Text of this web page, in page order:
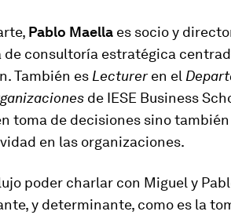
Pablo Maella es socio y
de consultoría estratégica
También es Lectureren el
de IESE Business
toma de decisiones sino
en las organizaciones.
poder charlar con Miguel y
y determinante, como es la